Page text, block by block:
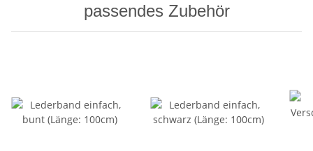
passendes Zubehör